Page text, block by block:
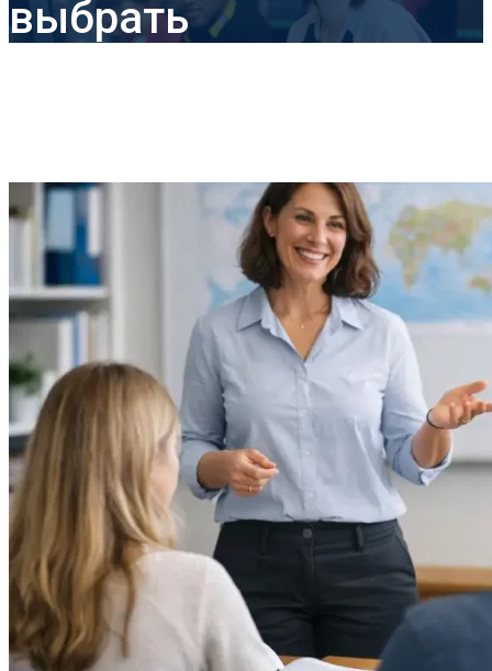
выбрать